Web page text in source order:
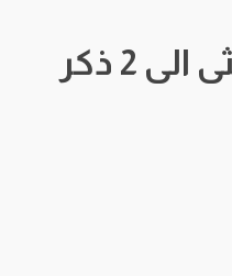
2 ذكر